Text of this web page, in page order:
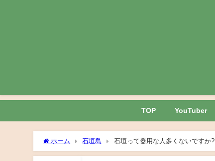
TOP YouTuber
ホーム 石垣島 石垣って器用な人多くないですか?